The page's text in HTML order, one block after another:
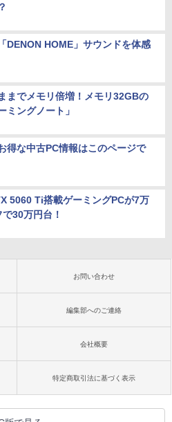
DENON HOME」サウンドを体感
までメモリ倍増！メモリ32GBの
ミングノート」
得な中古PC情報はこのページで
5060 Ti搭載ゲーミングPCが7万
30万円台！
お問い合わせ
編集部へのご連絡
会社概要
特定商取引法に基づく表示